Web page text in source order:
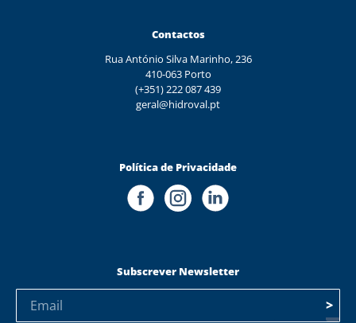
Contactos
Rua António Silva Marinho, 236
410-063 Porto
(+351) 222 087 439
geral@hidroval.pt
Política de Privacidade
Subscrever Newsletter
>